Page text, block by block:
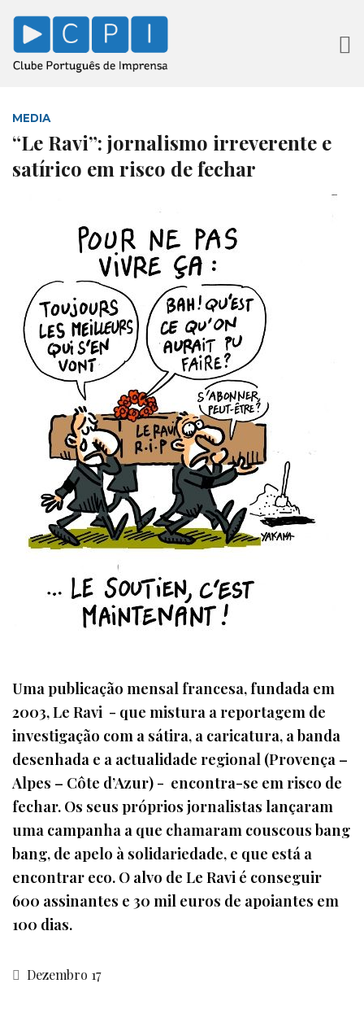
MEDIA
“Le Ravi”: jornalismo irreverente e
satírico em risco de fechar
Uma publicação mensal francesa, fundada em
2003, Le Ravi - que mistura a reportagem de
investigação com a sátira, a caricatura, a banda
desenhada e a actualidade regional (Provença –
Alpes – Côte d’Azur) - encontra-se em risco de
fechar. Os seus próprios jornalistas lançaram
uma campanha a que chamaram couscous bang
bang, de apelo à solidariedade, e que está a
encontrar eco. O alvo de Le Ravi é conseguir
600 assinantes e 30 mil euros de apoiantes em
100 dias.
Dezembro 17